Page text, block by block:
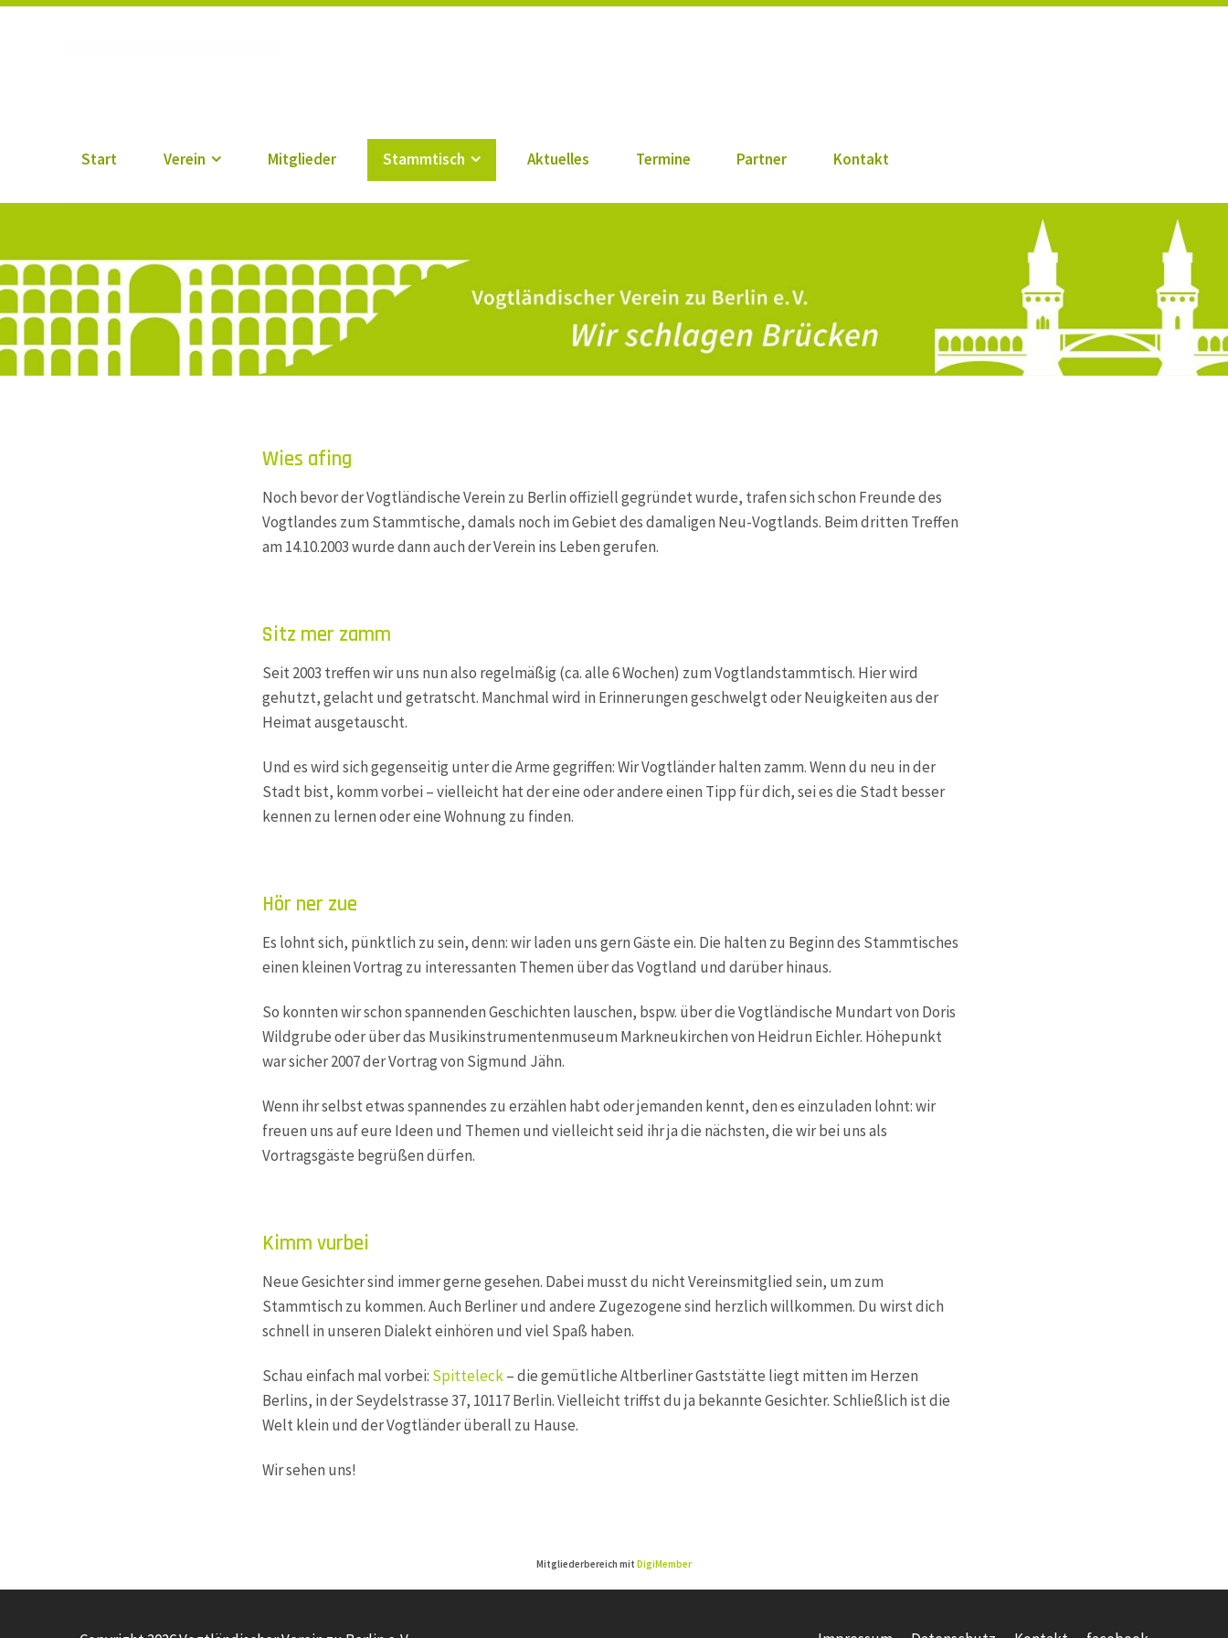
Start Verein Mitglieder Stammtisch Aktuelles Termine Partner Kontakt
Wies afing
Noch bevor der Vogtländische Verein zu Berlin offiziell gegründet wurde, trafen sich schon Freunde des
Vogtlandes zum Stammtische, damals noch im Gebiet des damaligen Neu-Vogtlands. Beim dritten Treffen
am 14.10.2003 wurde dann auch der Verein ins Leben gerufen.
Sitz mer zamm
Seit 2003 treffen wir uns nun also regelmäßig (ca. alle 6 Wochen) zum Vogtlandstammtisch. Hier wird
gehutzt, gelacht und getratscht. Manchmal wird in Erinnerungen geschwelgt oder Neuigkeiten aus der
Heimat ausgetauscht.
Und es wird sich gegenseitig unter die Arme gegriffen: Wir Vogtländer halten zamm. Wenn du neu in der
Stadt bist, komm vorbei – vielleicht hat der eine oder andere einen Tipp für dich, sei es die Stadt besser
kennen zu lernen oder eine Wohnung zu finden.
Hör ner zue
Es lohnt sich, pünktlich zu sein, denn: wir laden uns gern Gäste ein. Die halten zu Beginn des Stammtisches
einen kleinen Vortrag zu interessanten Themen über das Vogtland und darüber hinaus.
So konnten wir schon spannenden Geschichten lauschen, bspw. über die Vogtländische Mundart von Doris
Wildgrube oder über das Musikinstrumentenmuseum Markneukirchen von Heidrun Eichler. Höhepunkt
war sicher 2007 der Vortrag von Sigmund Jähn.
Wenn ihr selbst etwas spannendes zu erzählen habt oder jemanden kennt, den es einzuladen lohnt: wir
freuen uns auf eure Ideen und Themen und vielleicht seid ihr ja die nächsten, die wir bei uns als
Vortragsgäste begrüßen dürfen.
Kimm vurbei
Neue Gesichter sind immer gerne gesehen. Dabei musst du nicht Vereinsmitglied sein, um zum
Stammtisch zu kommen. Auch Berliner und andere Zugezogene sind herzlich willkommen. Du wirst dich
schnell in unseren Dialekt einhören und viel Spaß haben.
Schau einfach mal vorbei: Spitteleck– die gemütliche Altberliner Gaststätte liegt mitten im Herzen
Berlins, in der Seydelstrasse 37, 10117 Berlin. Vielleicht triffst du ja bekannte Gesichter. Schließlich ist die
Welt klein und der Vogtländer überall zu Hause.
Wir sehen uns!
Mitgliederbereich mit DigiMember